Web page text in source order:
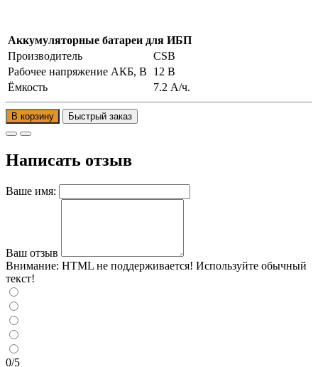
Аккумуляторные батареи для ИБП
Производитель
CSB
Рабочее напряжение АКБ, B
12 В
Ёмкость
7.2 А/ч.
В корзину
Написать отзыв
Ваше имя:
Ваш отзыв
Внимание: HTML не поддерживается! Используйте обычный
текст!
0/5